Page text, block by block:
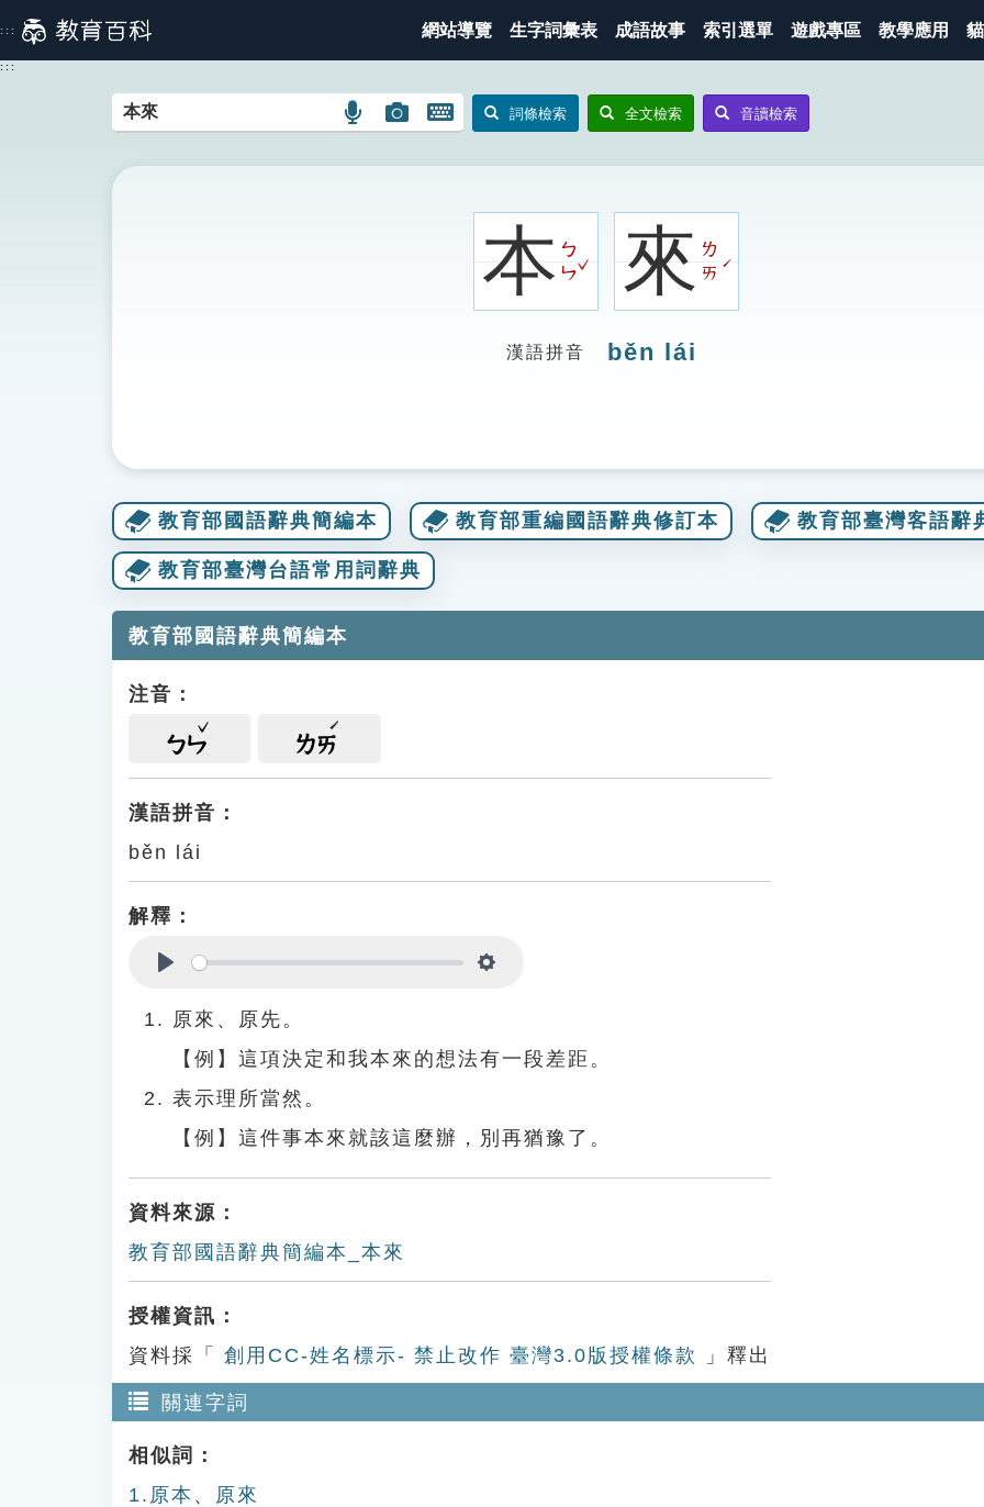
到
主
::: 網站導覽 生字詞彙表 成語故事 索引選單 遊戲專區 教學應用
:::
語
搜
圖
搜
開
鍵
詞條檢索 全文檢索 音讀檢索
本ㄅ
ㄣ
ˇ 來ㄌ
ㄞ
ˊ
漢語拼音 běn lái
教育部國語辭典簡編本 教育部重編國語辭典修訂本 教育部臺灣客語辭
教育部臺灣台語常用詞辭典
教育部國語辭典簡編本
注音：
ㄅㄣ ㄌㄞ
漢語拼音：
běn lái
解釋：
原來、原先。
【例】這項決定和我本來的想法有一段差距。
表示理所當然。
【例】這件事本來就該這麼辦，別再猶豫了。
資料來源：
教育部國語辭典簡編本_本來
授權資訊：
資料採「
創用CC-姓名標示- 禁止改作 臺灣3.0版授權條款 」釋出
關連字詞
相似詞：
1.原本 、 原來